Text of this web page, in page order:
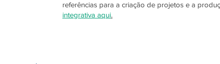
referências para a criação de projetos e a
integrativa aqui.